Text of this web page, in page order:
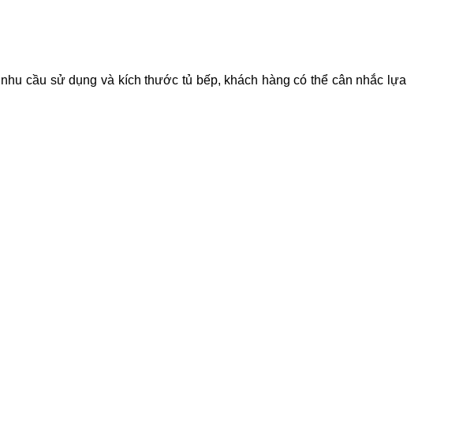
cầu sử dụng và kích thước tủ bếp, khách hàng có thể cân nhắc lựa